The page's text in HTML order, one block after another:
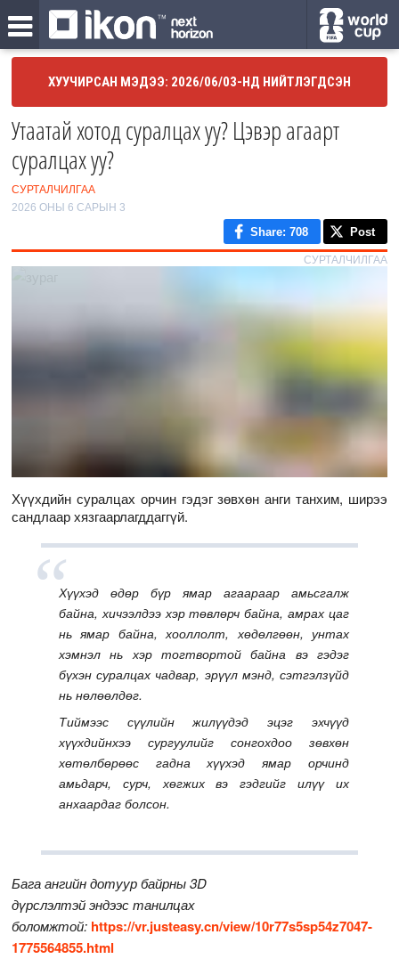
ХУУЧИРСАН МЭДЭЭ: 2026/06/03-НД НИЙТЛЭГДСЭН
Утаатай хотод суралцах уу? Цэвэр агаарт
суралцах уу?
СУРТАЛЧИЛГАА
2026 ОНЫ 6 САРЫН 3
Share: 708 Post
СУРТАЛЧИЛГАА
Хүүхдийн суралцах орчин гэдэг зөвхөн анги танхим, ширээ
сандлаар хязгаарлагддаггүй.
Хүүхэд өдөр бүр ямар агаараар амьсгалж
байна, хичээлдээ хэр төвлөрч байна, амрах цаг
нь ямар байна, хооллолт, хөдөлгөөн, унтах
хэмнэл нь хэр тогтвортой байна вэ гэдэг
бүхэн суралцах чадвар, эрүүл мэнд, сэтгэлзүйд
нь нөлөөлдөг.
Тиймээс сүүлийн жилүүдэд эцэг эхчүүд
хүүхдийнхээ сургуулийг сонгохдоо зөвхөн
хөтөлбөрөөс гадна хүүхэд ямар орчинд
амьдарч, сурч, хөгжих вэ гэдгийг илүү их
анхаардаг болсон.
Бага ангийн дотуур байрны 3D
дүрслэлтэй эндээс танилцах
боломжтой: https://vr.justeasy.cn/view/10r77s5sp54z7047-
1775564855.html